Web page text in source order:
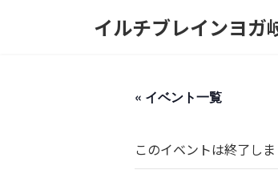
イルチブレインヨガ
« イベント一覧
このイベントは終了しま